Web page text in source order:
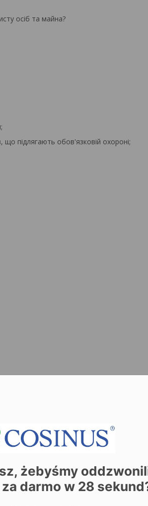
осіб та майна?
що підлягають обов'язковій охороні;
2 тижні протягом 2 днів).
занять проводиться з
електронного навчання, що
заняття, які формують
żebyśmy
darmo w 28